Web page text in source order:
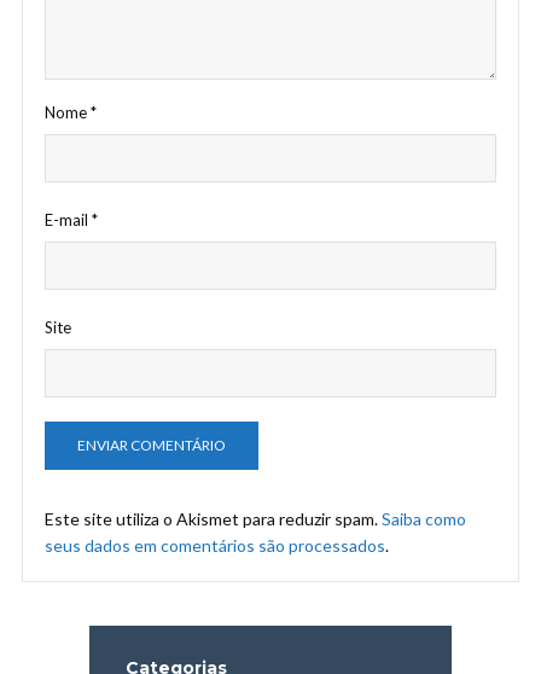
Nome*
E-mail *
Site
Este site utiliza o Akismet para reduzir spam.Saiba como
seus dados em comentários são processados.
Categorias